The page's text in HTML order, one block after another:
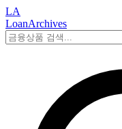
LA
LoanArchives